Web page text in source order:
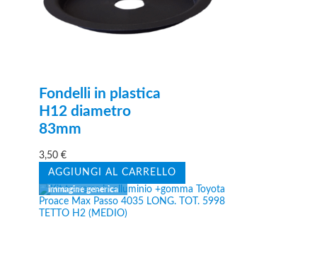
Fondelli in plastica
H12 diametro
83mm
3,50€
AGGIUNGI AL CARRELLO